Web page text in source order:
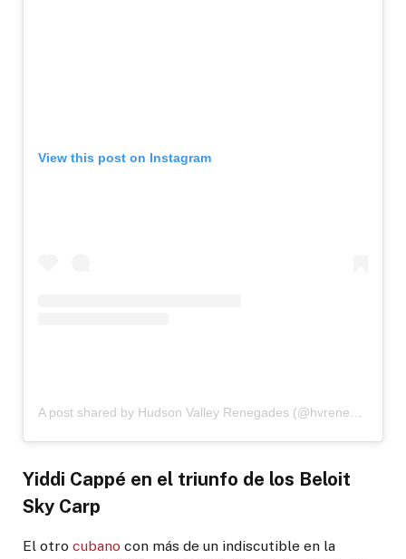
View this post on Instagram
A post shared by Hudson Valley Renegades (@hvrenegades)
Yiddi Cappé en el triunfo de los Beloit
Sky Carp
El otro cubano con más de un indiscutible en la